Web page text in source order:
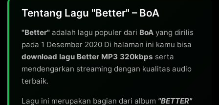
Tentang Lagu "Better" – BoA
"Better" adalah lagu populer dari BoA yang dirilis
pada 1 Desember 2020 Di halaman ini kamu bisa
download lagu Better MP3 320kbps serta
mendengarkan streaming dengan kualitas audio
terbaik.
Lagu ini merupakan bagian dari album "BETTER"